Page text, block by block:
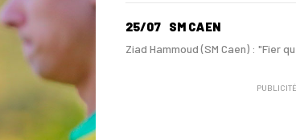
25/07 SM CAEN
Ziad Hammoud (SM Caen) : "Fier
SM CAEN - MERCATO
PUBLICITÉ